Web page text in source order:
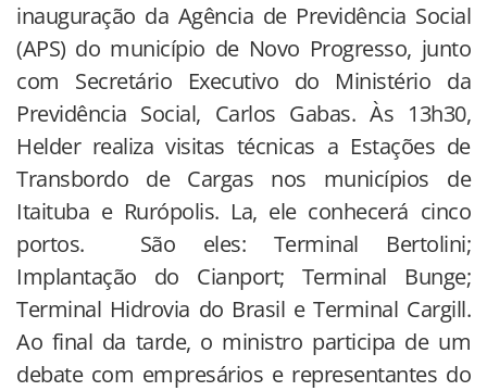
inauguração da Agência de Previdência Social
(APS) do município de Novo Progresso, junto
com Secretário Executivo do Ministério da
Previdência Social, Carlos Gabas. Às 13h30,
Helder realiza visitas técnicas a Estações de
Transbordo de Cargas nos municípios de
Itaituba e Rurópolis. La, ele conhecerá cinco
portos. São eles: Terminal Bertolini;
Implantação do Cianport; Terminal Bunge;
Terminal Hidrovia do Brasil e Terminal Cargill.
Ao final da tarde, o ministro participa de um
debate com empresários e representantes do